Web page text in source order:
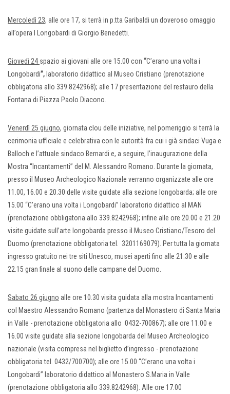
Mercoledì 23, alle ore 17, si terrà in p.tta Garibaldi un doveroso omaggio
all’opera I Longobardi di Giorgio Benedetti.
Giovedì 24 spazio ai giovani alle ore 15.00 con “C’erano una volta i
Longobardi”, laboratorio didattico al Museo Cristiano (prenotazione
obbligatoria allo 339.8242968); alle 17 presentazione del restauro della
Fontana di Piazza Paolo Diacono.
Venerdì 25 giugno, giornata clou delle iniziative, nel pomeriggio si terrà la
cerimonia ufficiale e celebrativa con le autorità fra cui i già sindaci Vuga e
Balloch e l’attuale sindaco Bernardi e, a seguire, l’inaugurazione della
Mostra “Incantamenti” del M. Alessandro Romano. Durante la giornata,
presso il Museo Archeologico Nazionale verranno organizzate alle ore
11.00, 16.00 e 20.30 delle visite guidate alla sezione longobarda; alle ore
15.00 “C’erano una volta i Longobardi” laboratorio didattico al MAN
(prenotazione obbligatoria allo 339.8242968); infine alle ore 20.00 e 21.20
visite guidate sull’arte longobarda presso il Museo Cristiano/Tesoro del
Duomo (prenotazione obbligatoria tel. 3201169079). Per tutta la giornata
ingresso gratuito nei tre siti Unesco, musei aperti fino alle 21.30 e alle
22.15 gran finale al suono delle campane del Duomo.
Sabato 26 giugno alle ore 10.30 visita guidata alla mostra Incantamenti
col Maestro Alessandro Romano (partenza dal Monastero di Santa Maria
in Valle - prenotazione obbligatoria allo 0432-700867); alle ore 11.00 e
16.00 visite guidate alla sezione longobarda del Museo Archeologico
nazionale (visita compresa nel biglietto d’ingresso - prenotazione
obbligatoria tel. 0432/700700); alle ore 15.00 “C’erano una volta i
Longobardi” laboratorio didattico al Monastero S.Maria in Valle
(prenotazione obbligatoria allo 339.8242968). Alle ore 17.00